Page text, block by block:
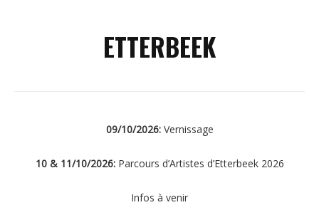
ETTERBEEK
09/10/2026:Vernissage
10 & 11/10/2026:Parcours d’Artistes d’Etterbeek 2026
Infos à venir